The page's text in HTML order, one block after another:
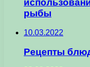
рыбы
10.03.2022
Рецепты